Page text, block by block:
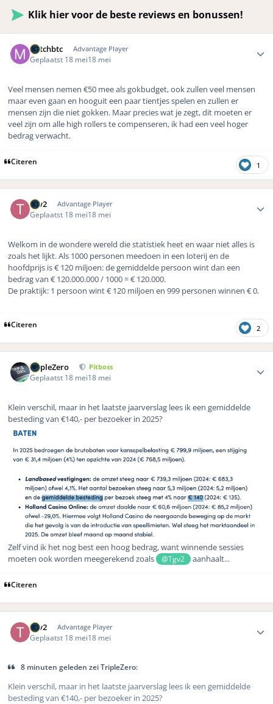
Klik hier voor de beste reviews en bonussen!
Mitchbtc Advantage Player
Geplaatst 18 mei18 mei
Veel mensen nemen €50 mee als gokbudget, ook zullen veel mensen
maar even gaan en hooguit een paar tientjes spelen en zullen er
mensen zijn die niet gokken. Maar precies wat je zegt, dit moeten er
veel zijn om alle high rollers te compenseren, ik had een veel hoger
bedrag verwacht.
Citeren 1
Tgv2 Advantage Player
Geplaatst 18 mei18 mei
Welkom in de wondere wereld die statistiek heet en waar niet alles is
zoals het lijkt. Als 1000 personen meedoen in een loterij en de
hoofdprijs is € 120 miljoen: de gemiddelde persoon wint dan een
bedrag van € 120.000.000 / 1000 = € 120.000.
De praktijk: 1 persoon wint € 120 miljoen en 999 personen winnen € 0.
Citeren 2
TripleZero Pitboss
Geplaatst 18 mei18 mei
Klein verschil, maar in het laatste jaarverslag lees ik een gemiddelde
besteding van €140,- per bezoeker in 2025?
Zelf vind ik het nog best een hoog bedrag, want winnende sessies
moeten ook worden meegerekend zoals
@Tgv2 aanhaalt...
Citeren
Tgv2 Advantage Player
Geplaatst 18 mei18 mei
8 minuten geleden zei TripleZero:
Klein verschil, maar in het laatste jaarverslag lees ik een gemiddelde
besteding van €140,- per bezoeker in 2025?